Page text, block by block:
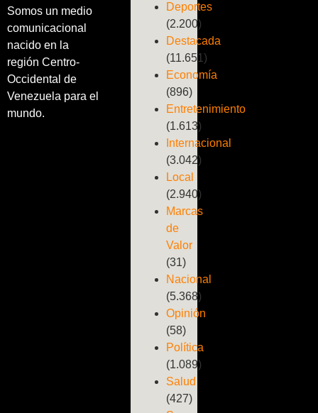
Somos un medio
comunicacional
nacido en la
región Centro-
Occidental de
Venezuela para el
mundo.
Deportes
(2.200)
Destacada
(11.651)
Economía
(896)
Entretenimiento
(1.613)
Internacional
(3.042)
Local
(2.940)
Marcas
de
Valor
(31)
Nacional
(5.368)
Opinión
(58)
Política
(1.089)
Salud
(427)